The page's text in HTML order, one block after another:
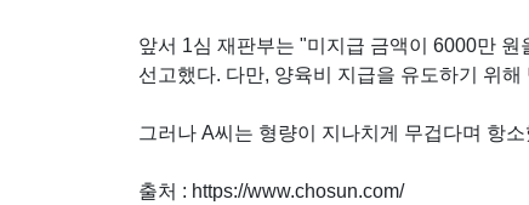
앞서 1심 재판부는 "미지급 금액이 6000만
선고했다. 다만, 양육비 지급을 유도하기 위
그러나 A씨는 형량이 지나치게 무겁다며 항
출처 : https://www.chosun.com/